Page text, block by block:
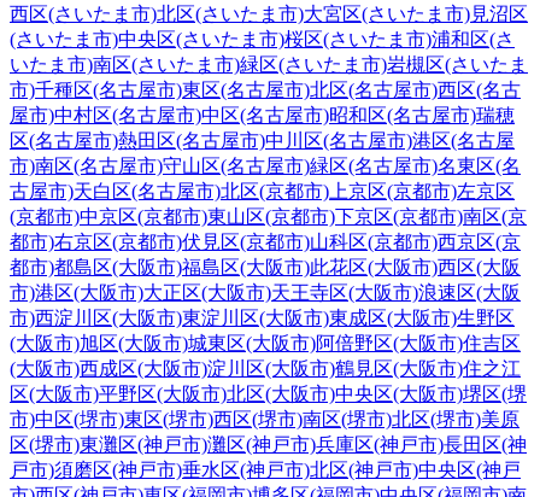
西区(さいたま市)北区(さいたま市)大宮区(さいたま市)見沼区
(さいたま市)中央区(さいたま市)桜区(さいたま市)浦和区(さ
いたま市)南区(さいたま市)緑区(さいたま市)岩槻区(さいたま
市)千種区(名古屋市)東区(名古屋市)北区(名古屋市)西区(名古
屋市)中村区(名古屋市)中区(名古屋市)昭和区(名古屋市)瑞穂
区(名古屋市)熱田区(名古屋市)中川区(名古屋市)港区(名古屋
市)南区(名古屋市)守山区(名古屋市)緑区(名古屋市)名東区(名
古屋市)天白区(名古屋市)北区(京都市) 上京区(京都市)左京区
(京都市)中京区(京都市)東山区(京都市)下京区(京都市)南区(京
都市)右京区(京都市)伏見区(京都市)山科区(京都市)西京区(京
都市)都島区(大阪市)福島区(大阪市)此花区(大阪市)西区(大阪
市)港区(大阪市)大正区(大阪市)天王寺区(大阪市)浪速区(大阪
市)西淀川区(大阪市)東淀川区(大阪市)東成区(大阪市)生野区
(大阪市)旭区(大阪市)城東区(大阪市)阿倍野区(大阪市)住吉区
(大阪市)西成区(大阪市)淀川区(大阪市)鶴見区(大阪市)住之江
区(大阪市)平野区(大阪市)北区(大阪市)中央区(大阪市)堺区(堺
市)中区(堺市)東区(堺市)西区(堺市)南区(堺市)北区(堺市)美原
区(堺市)東灘区(神戸市)灘区(神戸市)兵庫区(神戸市)長田区(神
戸市)須磨区(神戸市)垂水区(神戸市)北区(神戸市)中央区(神戸